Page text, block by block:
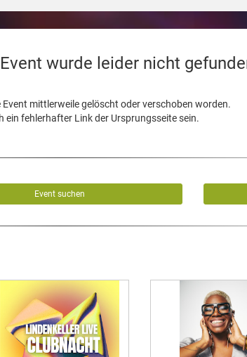
wurde leider nicht
mittlerweile gelöscht oder verschoben worden.
ein fehlerhafter Link der Ursprungsseite sein.
Event suchen